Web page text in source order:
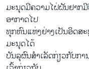
ມະນຸດມີຄວາມໄຝ່ຝັນຢາກ
ອາກາດໄປ
ທຸກຫົນແຫ່ງຢ່າງເປັນອິດສ
ມະນຸດໄດ້
ບັນລຸຜົນສໍາເລັດກ່ຽວກັບກ